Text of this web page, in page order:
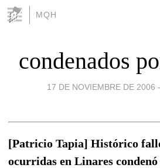
MQH
condenados
17 DE NOVIEMBRE DE 2006
[Patricio Tapia] Histórico
ocurridas en Linares